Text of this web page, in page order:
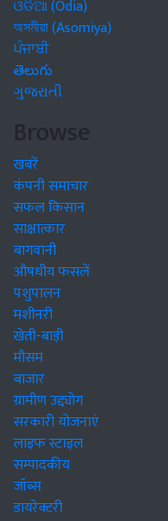
ଓଡିଆ (Odia)
অসমীয়া (Asomiya)
ਪੰਜਾਬੀ
తెలుగు
ગુજરાતી
Browse
खबरें
कंपनी समाचार
सफल किसान
साक्षात्कार
बागवानी
औषधीय फसलें
पशुपालन
मशीनरी
खेती-बाड़ी
मौसम
बाजार
ग्रामीण उद्द्योग
सरकारी योजनाएं
लाइफ स्टाइल
सम्पादकीय
जॉब्स
डायरेक्टरी